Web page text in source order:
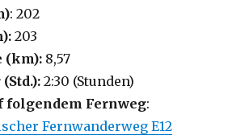
: 202
203
(km): 8,57
2:30 (Stunden)
folgendem Fernweg:
Fernwanderweg E12